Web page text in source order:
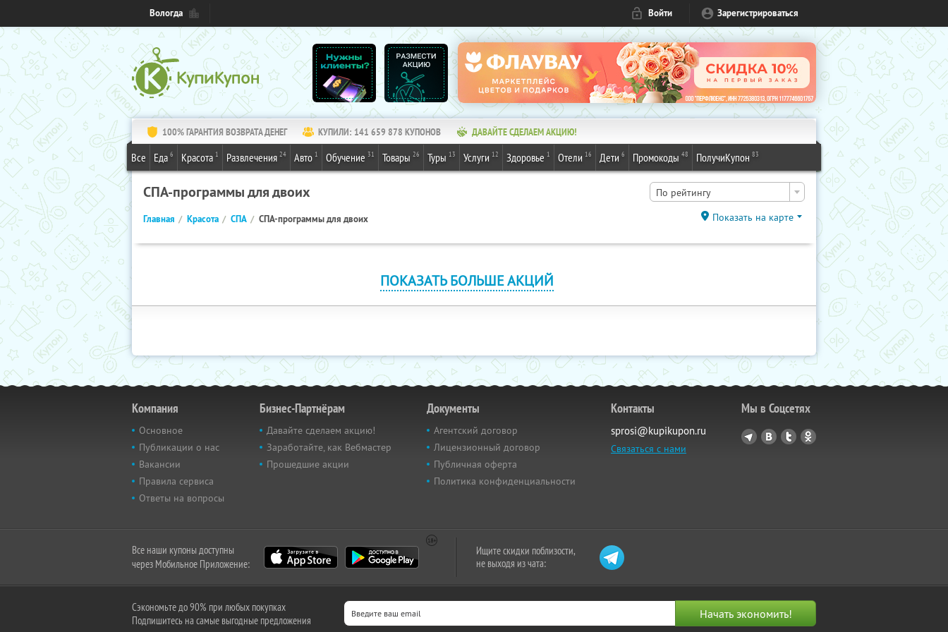
Вологда Войти Зарегистрироваться
100% ГАРАНТИЯ ВОЗВРАТА ДЕНЕГ КУПИЛИ: 141 659 878 КУПОНОВ ДАВАЙТЕ СДЕЛАЕМ АКЦИЮ!
Все Еда 6 Красота 1 Развлечения 24 Авто 1 Обучение 31 Товары 26 Туры 13 Услуги 12 Здоровье 1 Отели 16 Дети 6 Промокоды 48 ПолучиКупон 83
СПА-программы для двоих По рейтингу
Главная Красота СПА СПА-программы для двоих Показать на карте
ПОКАЗАТЬ БОЛЬШЕ АКЦИЙ
Компания
Основное
Публикации о нас
Вакансии
Правила сервиса
Ответы на вопросы
Бизнес-Партнёрам
Давайте сделаем акцию!
Заработайте, как Вебмастер
Прошедшие акции
Документы
Агентский договор
Лицензионный договор
Публичная оферта
Политика конфиденциальности
Контакты
sprosi@kupikupon.ru
Связаться с нами
Мы в Соцсетях
Все наши купоны доступны
через Мобильное Приложение:
Ищите скидки поблизости,
не выходя из чата:
Сэкономьте до 90% при любых покупках
Подпишитесь на самые выгодные предложения